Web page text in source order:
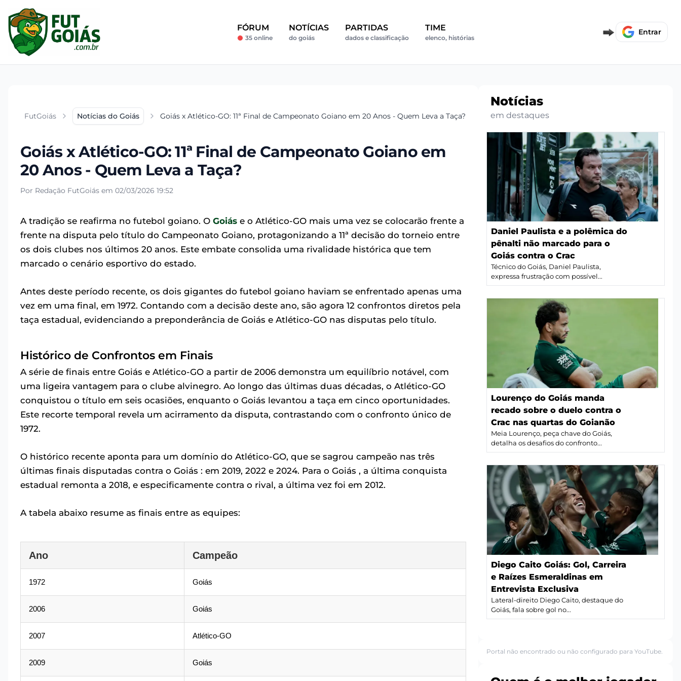
FÓRUM
35 online
NOTÍCIAS
do goiás
PARTIDAS
dados e classificação
TIME
elenco, histórias
Entrar
FutGoiás Notícias do Goiás Goiás x Atlético-GO: 11ª Final de Campeonato Goiano em 20 Anos - Quem Leva a Taça?
Goiás x Atlético-GO: 11ª Final de Campeonato Goiano em
20 Anos - Quem Leva a Taça?
Por Redação FutGoiás em 02/03/2026 19:52
A tradição se reafirma no futebol goiano. O Goiás e o Atlético-GO mais uma vez se colocarão frente a
frente na disputa pelo título do Campeonato Goiano, protagonizando a 11ª decisão do torneio entre
os dois clubes nos últimos 20 anos. Este embate consolida uma rivalidade histórica que tem
marcado o cenário esportivo do estado.
Antes deste período recente, os dois gigantes do futebol goiano haviam se enfrentado apenas uma
vez em uma final, em 1972. Contando com a decisão deste ano, são agora 12 confrontos diretos pela
taça estadual, evidenciando a preponderância de Goiás e Atlético-GO nas disputas pelo título.
Histórico de Confrontos em Finais
A série de finais entre Goiás e Atlético-GO a partir de 2006 demonstra um equilíbrio notável, com
uma ligeira vantagem para o clube alvinegro. Ao longo das últimas duas décadas, o Atlético-GO
conquistou o título em seis ocasiões, enquanto o Goiás levantou a taça em cinco oportunidades.
Este recorte temporal revela um acirramento da disputa, contrastando com o confronto único de
1972.
O histórico recente aponta para um domínio do Atlético-GO, que se sagrou campeão nas três
últimas finais disputadas contra o Goiás : em 2019, 2022 e 2024. Para o Goiás , a última conquista
estadual remonta a 2018, e especificamente contra o rival, a última vez foi em 2012.
A tabela abaixo resume as finais entre as equipes:
Ano Campeão
1972 Goiás
2006 Goiás
2007 Atlético-GO
2009 Goiás
Notícias
em destaques
Daniel Paulista e a polêmica do
pênalti não marcado para o
Goiás contra o Crac
Técnico do Goiás, Daniel Paulista,
expressa frustração com possível...
Lourenço do Goiás manda
recado sobre o duelo contra o
Crac nas quartas do Goianão
Meia Lourenço, peça chave do Goiás,
detalha os desafios do confronto...
Diego Caito Goiás: Gol, Carreira
e Raízes Esmeraldinas em
Entrevista Exclusiva
Lateral-direito Diego Caito, destaque do
Goiás, fala sobre gol no...
Portal não encontrado ou não configurado para YouTube.